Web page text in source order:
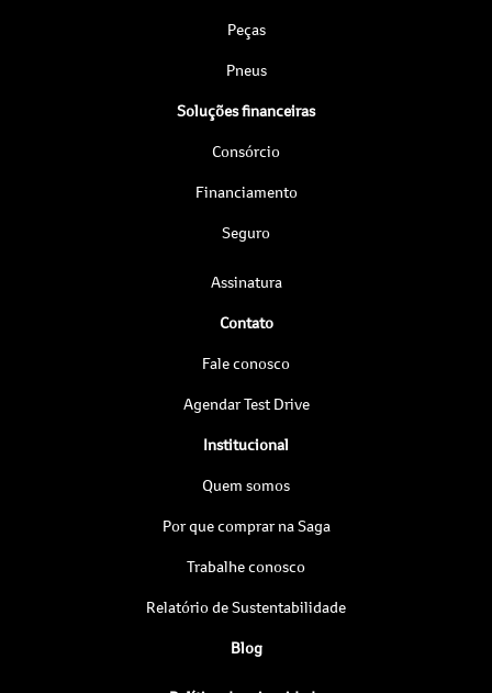
Peças
Pneus
Soluções financeiras
Consórcio
Financiamento
Seguro
Assinatura
Contato
Fale conosco
Agendar Test Drive
Institucional
Quem somos
Por que comprar na Saga
Trabalhe conosco
Relatório de Sustentabilidade
Blog